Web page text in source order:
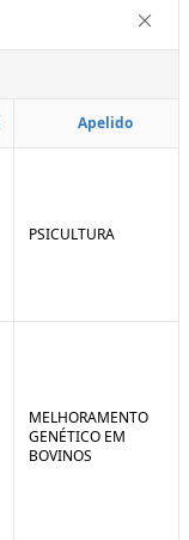
Apelido
PSICULTURA
MELHORAMENTO
GENÉTICO EM
BOVINOS